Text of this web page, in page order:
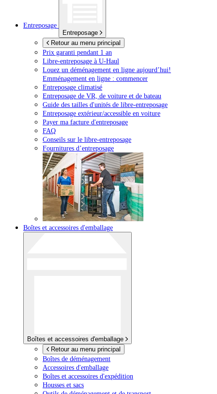
Entreposage
Entreposage
Retour au menu principal
Prix garanti pendant 1 an
Libre-entreposage à U-Haul
Louez un déménagement en ligne aujourd’hui!
Emménagement en ligne : commencer
Entreposage climatisé
Entreposage de VR, de voiture et de bateau
Guide des tailles d'unités de libre-entreposage
Entreposage extérieur/accessible en voiture
Payer ma facture d'entreposage
FAQ
Conseils sur le libre-entreposage
Fournitures d’entreposage
Boîtes et accessoires d'emballage
Boîtes et accessoires d'emballage
Retour au menu principal
Boîtes de déménagement
Accessoires d'emballage
Boîtes et accessoires d'expédition
Housses et sacs